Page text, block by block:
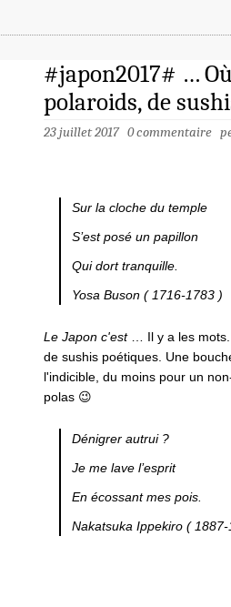
#japon2017# …
polaroids, de
23 juillet 2017 0 commentaire
Sur la cloche du temple
S’est posé un papillon
Qui dort tranquille.
Yosa Buson ( 1716-1783 )
Le Japon c'est… Il y a les mots.
de sushis poétiques. Une
l'indicible, du moins pour un
polas 😉
Dénigrer autrui ?
Je me lave l’esprit
En écossant mes pois.
Nakatsuka Ippekiro (